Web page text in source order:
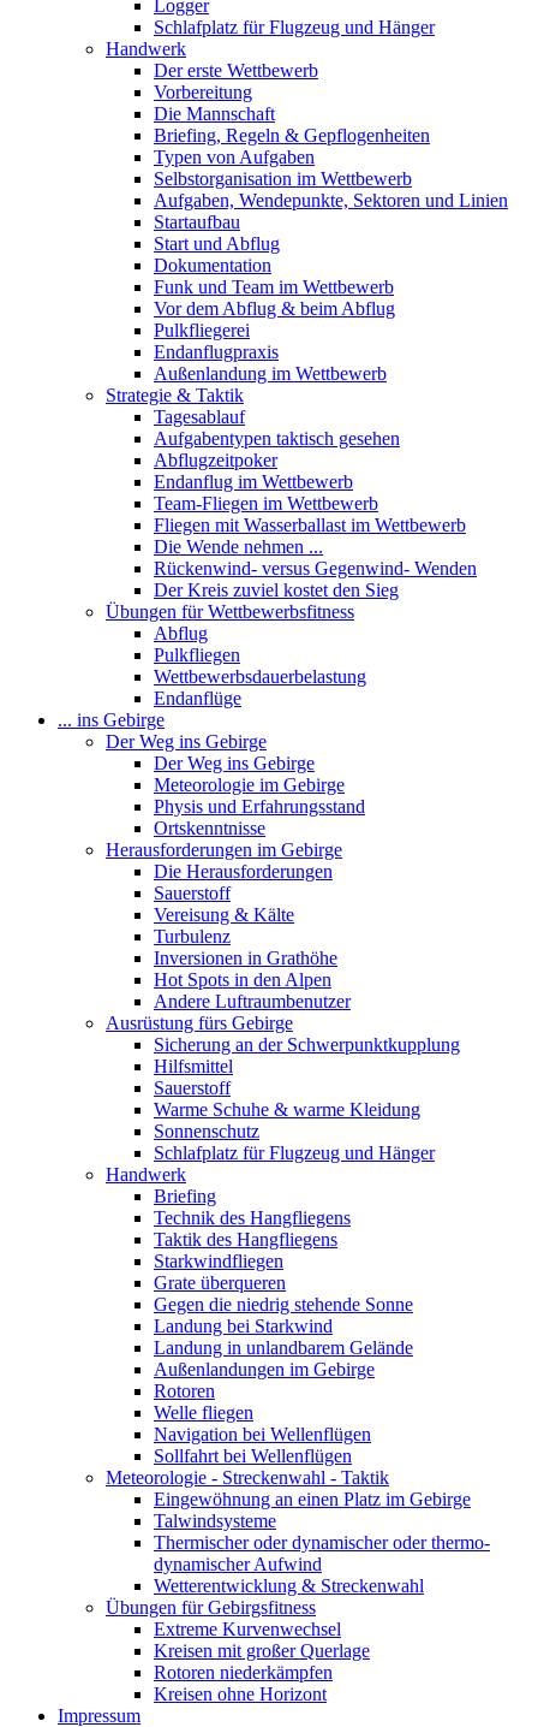
Logger
Schlafplatz für Flugzeug und Hänger
Handwerk
Der erste Wettbewerb
Vorbereitung
Die Mannschaft
Briefing, Regeln & Gepflogenheiten
Typen von Aufgaben
Selbstorganisation im Wettbewerb
Aufgaben, Wendepunkte, Sektoren und Linien
Startaufbau
Start und Abflug
Dokumentation
Funk und Team im Wettbewerb
Vor dem Abflug & beim Abflug
Pulkfliegerei
Endanflugpraxis
Außenlandung im Wettbewerb
Strategie & Taktik
Tagesablauf
Aufgabentypen taktisch gesehen
Abflugzeitpoker
Endanflug im Wettbewerb
Team-Fliegen im Wettbewerb
Fliegen mit Wasserballast im Wettbewerb
Die Wende nehmen ...
Rückenwind- versus Gegenwind- Wenden
Der Kreis zuviel kostet den Sieg
Übungen für Wettbewerbsfitness
Abflug
Pulkfliegen
Wettbewerbsdauerbelastung
Endanflüge
... ins Gebirge
Der Weg ins Gebirge
Der Weg ins Gebirge
Meteorologie im Gebirge
Physis und Erfahrungsstand
Ortskenntnisse
Herausforderungen im Gebirge
Die Herausforderungen
Sauerstoff
Vereisung & Kälte
Turbulenz
Inversionen in Grathöhe
Hot Spots in den Alpen
Andere Luftraumbenutzer
Ausrüstung fürs Gebirge
Sicherung an der Schwerpunktkupplung
Hilfsmittel
Sauerstoff
Warme Schuhe & warme Kleidung
Sonnenschutz
Schlafplatz für Flugzeug und Hänger
Handwerk
Briefing
Technik des Hangfliegens
Taktik des Hangfliegens
Starkwindfliegen
Grate überqueren
Gegen die niedrig stehende Sonne
Landung bei Starkwind
Landung in unlandbarem Gelände
Außenlandungen im Gebirge
Rotoren
Welle fliegen
Navigation bei Wellenflügen
Sollfahrt bei Wellenflügen
Meteorologie - Streckenwahl - Taktik
Eingewöhnung an einen Platz im Gebirge
Talwindsysteme
Thermischer oder dynamischer oder thermo-
dynamischer Aufwind
Wetterentwicklung & Streckenwahl
Übungen für Gebirgsfitness
Extreme Kurvenwechsel
Kreisen mit großer Querlage
Rotoren niederkämpfen
Kreisen ohne Horizont
Impressum